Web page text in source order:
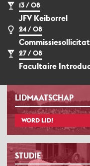
13 / 08
JFV Keiborrel
24 / 08
27 / 08
Facultaire
LIDMAATSCHAP
WORD LID!
STUDIE